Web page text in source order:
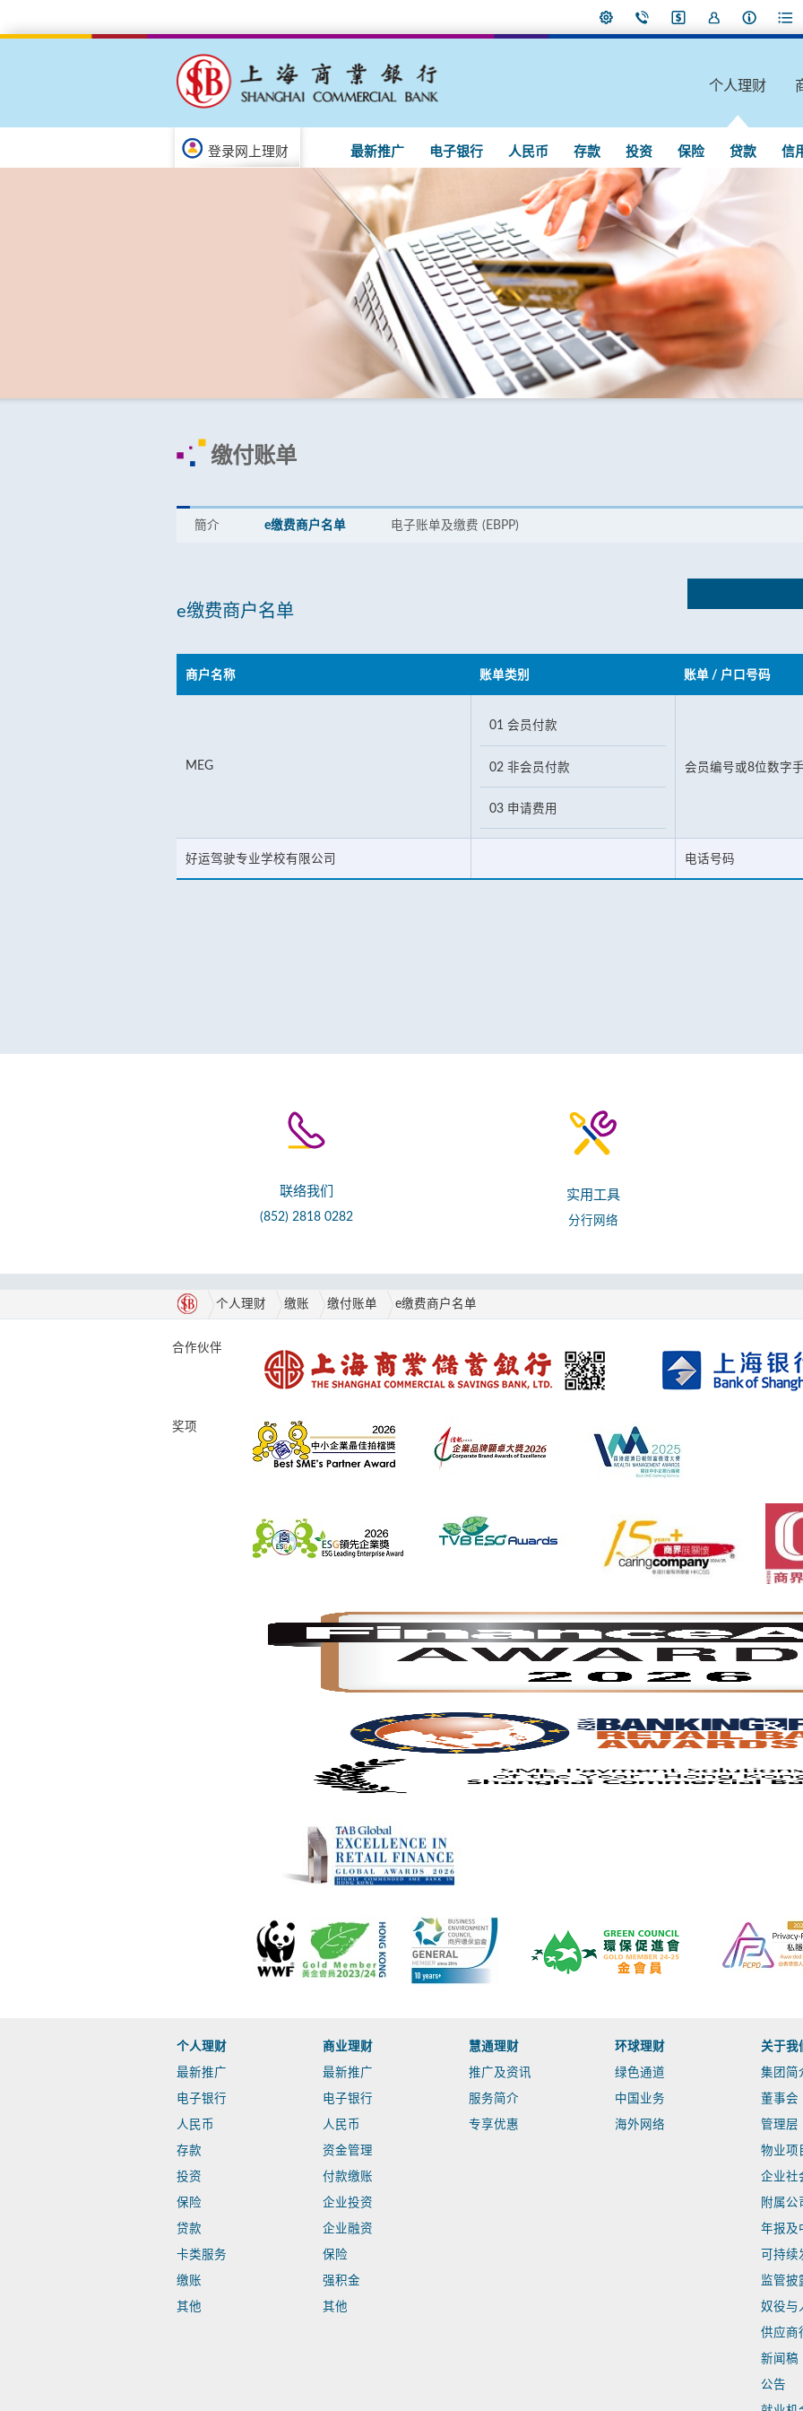
登录网上理财
个人理财
最新推广 电子银行 人民币 存款 投资 保险 贷款 信
缴付账单
簡介 e缴费商户名单 电子账单及缴费 (EBPP)
e缴费商户名单
商户名称 账单类别 账单 / 户口号码
MEG
01 会员付款
02 非会员付款
03 申请费用
会员编号或8位数字
好运驾驶专业学校有限公司 电话号码
联络我们
(852) 2818 0282
实用工具
分行网络
个人理财 缴账 缴付账单 e缴费商户名单
合作伙伴
奖项
个人理财
最新推广
电子银行
人民币
存款
投资
保险
贷款
卡类服务
缴账
其他
商业理财
最新推广
电子银行
人民币
资金管理
付款缴账
企业投资
企业融资
保险
强积金
其他
慧通理财
推广及资讯
服务简介
专享优惠
环球理财
绿色通道
中国业务
海外网络
关于我
集团简
董事会
管理层
物业项
企业社
附属公
年报及
可持续
监管披
奴役与
供应商
新闻稿
公告